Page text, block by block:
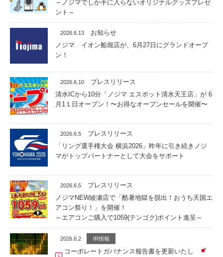
～ノジマでしか手に入らないオリジナルグッズプレゼ
ント～
2026.6.13
お知らせ
ノジマ イオン船堀店が、6月27日にグランドオープ
ン！
2026.6.10
プレスリリース
清水ICから10分「ノジマ エスポット清水天王店」が 6
月1１日オープン！〜お得なオープンセールを開催〜
2026.6.5
プレスリリース
「リング選手権大会 横浜2026」昨年に引き続きノジ
マがトップパートナーとして大会をサポート
2026.6.5
プレスリリース
ノジマNEW綾瀬店で「酷暑地獄を脱出！おうち天国エ
アコン祭り！」を開催！
～エアコンご購入で1059(テンゴク)ポイント進呈～
2026.6.2 IR情報
コーポレートガバナンス報告書を更新いたし